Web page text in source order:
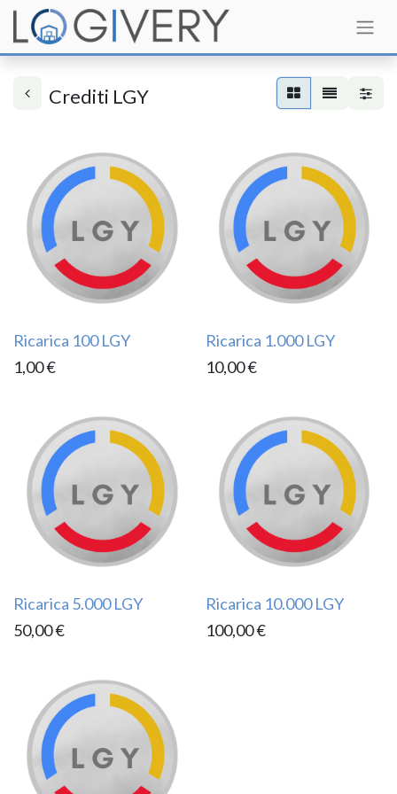
Crediti LGY
Ricarica 100 LGY
1,00€
Ricarica 1.000 LGY
10,00€
Ricarica 5.000 LGY
50,00€
Ricarica 10.000 LGY
100,00€